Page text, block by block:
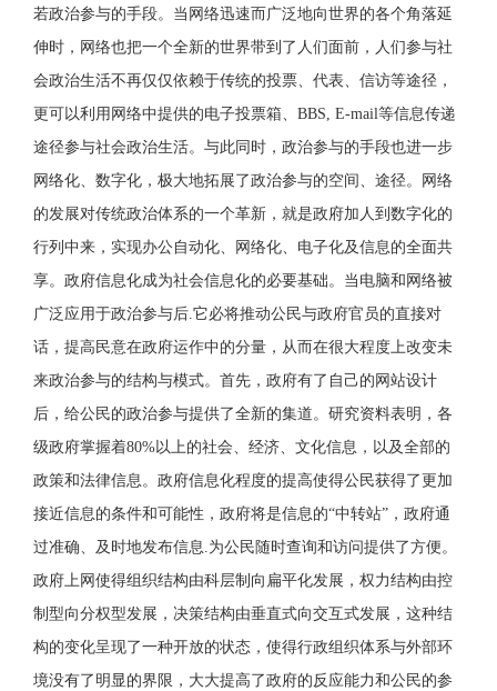
若政治参与的手段。当网络迅速而广泛地向世界的各个角落延
伸时，网络也把一个全新的世界带到了人们面前，人们参与社
会政治生活不再仅仅依赖于传统的投票、代表、信访等途径，
更可以利用网络中提供的电子投票箱、BBS, E-mail等信息传递
途径参与社会政治生活。与此同时，政治参与的手段也进一步
网络化、数字化，极大地拓展了政治参与的空间、途径。网络
的发展对传统政治体系的一个革新，就是政府加人到数字化的
行列中来，实现办公自动化、网络化、电子化及信息的全面共
享。政府信息化成为社会信息化的必要基础。当电脑和网络被
广泛应用于政治参与后.它必将推动公民与政府官员的直接对
话，提高民意在政府运作中的分量，从而在很大程度上改变未
来政治参与的结构与模式。首先，政府有了自己的网站设计
后，给公民的政治参与提供了全新的集道。研究资料表明，各
级政府掌握着80%以上的社会、经济、文化信息，以及全部的
政策和法律信息。政府信息化程度的提高使得公民获得了更加
接近信息的条件和可能性，政府将是信息的“中转站”，政府通
过准确、及时地发布信息.为公民随时查询和访问提供了方便。
政府上网使得组织结构由科层制向扁平化发展，权力结构由控
制型向分权型发展，决策结构由垂直式向交互式发展，这种结
构的变化呈现了一种开放的状态，使得行政组织体系与外部环
境没有了明显的界限，大大提高了政府的反应能力和公民的参